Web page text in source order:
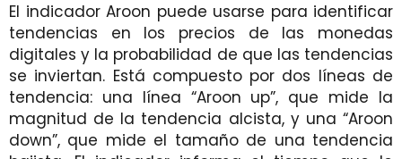
El indicador Aroon puede usarse para identificar
tendencias en los precios de las monedas
digitales y la probabilidad de que las tendencias
se inviertan. Está compuesto por dos líneas de
tendencia: una línea “Aroon up”, que mide la
magnitud de la tendencia alcista, y una “Aroon
down”, que mide el tamaño de una tendencia